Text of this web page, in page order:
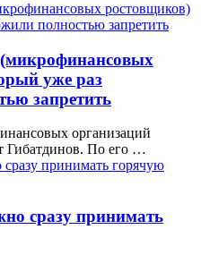
уже раз
запретить
организаций
Гибатдинов. По его …
сразу принимать